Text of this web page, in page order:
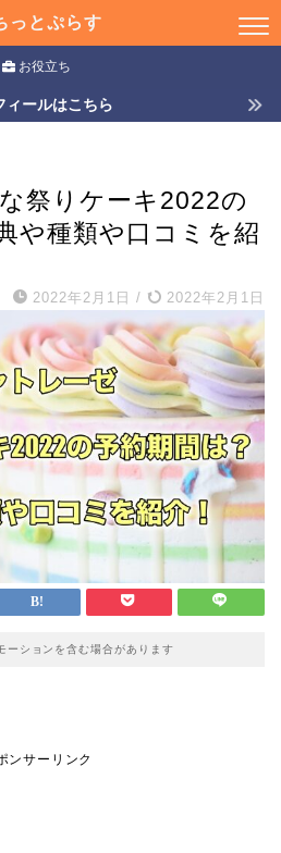
っとぷらす
お役立ち
ィールはこちら
祭りケーキ2022の
や種類や口コミを紹
2022年2月1日 / 2022年2月1日
ーションを含む場合があります
ンサーリンク